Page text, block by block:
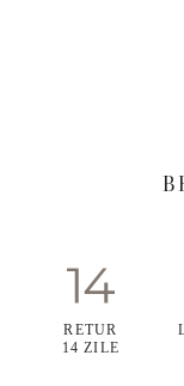
RETUR
14 ZILE